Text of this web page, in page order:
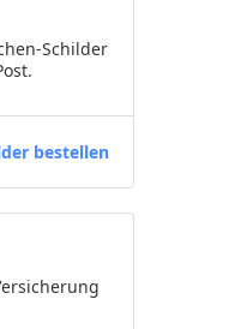
Schilder
bestellen